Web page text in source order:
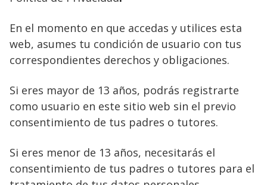
En el momento en que accedas y utilices esta
web, asumes tu condición de usuario con tus
correspondientes derechos y obligaciones.
Si eres mayor de 13 años, podrás registrarte
como usuario en este sitio web sin el previo
consentimiento de tus padres o tutores.
Si eres menor de 13 años, necesitarás el
consentimiento de tus padres o tutores para el